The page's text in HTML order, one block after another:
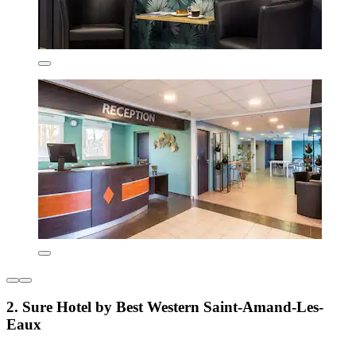
2. Sure Hotel by Best Western Saint-Amand-Les-
Eaux